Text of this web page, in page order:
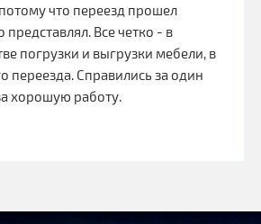
что переезд прошел
представлял. Все четко - в
погрузки и выгрузки мебели, в
переезда. Справились за один
хорошую работу.